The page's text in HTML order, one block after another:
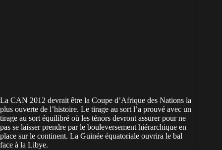
La CAN 2012 devrait être la Coupe d’Afrique des Nations la
plus ouverte de l’histoire. Le tirage au sort l’a prouvé avec un
tirage au sort équilibré où les ténors devront assurer pour ne
pas se laisser prendre par le bouleversement hiérarchique en
place sur le continent. La Guinée équatoriale ouvrira le bal
face à la Libye.